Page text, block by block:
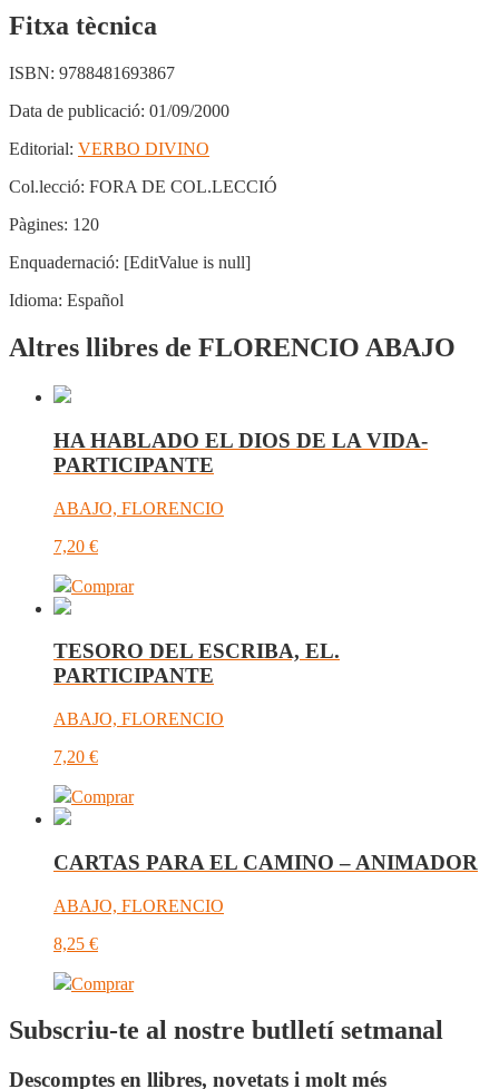
Fitxa tècnica
ISBN: 9788481693867
Data de publicació: 01/09/2000
Editorial: VERBO DIVINO
Col.lecció: FORA DE COL.LECCIÓ
Pàgines: 120
Enquadernació: [EditValue is null]
Idioma: Español
Altres llibres de FLORENCIO ABAJO
HA HABLADO EL DIOS DE LA VIDA-
PARTICIPANTE
ABAJO, FLORENCIO
7,20 €
Comprar
TESORO DEL ESCRIBA, EL.
PARTICIPANTE
ABAJO, FLORENCIO
7,20 €
Comprar
CARTAS PARA EL CAMINO – ANIMADOR
ABAJO, FLORENCIO
8,25 €
Comprar
Subscriu-te al nostre butlletí setmanal
Descomptes en llibres, novetats i molt més